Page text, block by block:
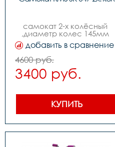
самокат 2-х колёсный
,диаметр колес 145мм
,руль с регулировкой,
изогнутый quotbird
typequot, без
амортизаторов
добавить в сравнение
4600 руб.
3400 руб.
КУПИТЬ